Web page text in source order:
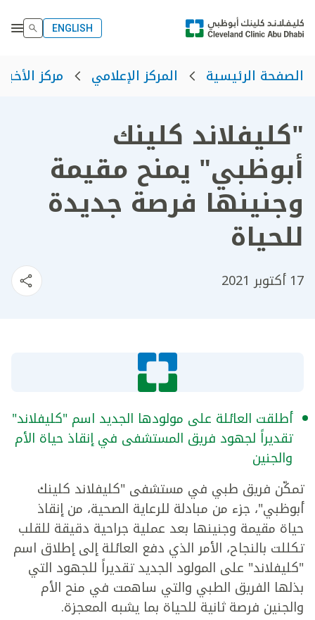
ENGLISH
الصفحة الرئيسية المركز الإعلامي مركز الأخبار
"كليفلاند كلينك
أبوظبي" يمنح مقيمة
وجنينها فرصة جديدة
للحياة
17 أكتوبر 2021
أطلقت العائلة على مولودها الجديد اسم "كليفلاند"
تقديراً لجهود فريق المستشفى في إنقاذ حياة الأم
والجنين
تمكّن فريق طبي في مستشفى "كليفلاند كلينك
أبوظبي"، جزء من مبادلة للرعاية الصحية، من إنقاذ
حياة مقيمة وجنينها بعد عملية جراحية دقيقة للقلب
تكللت بالنجاح، الأمر الذي دفع العائلة إلى إطلاق اسم
"كليفلاند" على المولود الجديد تقديراً للجهود التي
بذلها الفريق الطبي والتي ساهمت في منح الأم
والجنين فرصة ثانية للحياة بما يشبه المعجزة.